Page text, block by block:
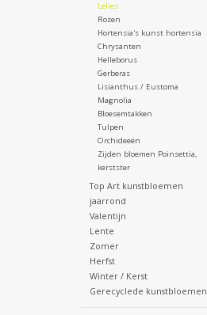
Lelies
Rozen
Hortensia's kunst hortensia
Chrysanten
Helleborus
Gerberas
Lisianthus / Eustoma
Magnolia
Bloesemtakken
Tulpen
Orchideeën
Zijden bloemen Poinsettia,
kerstster
Top Art kunstbloemen
jaarrond
Valentijn
Lente
Zomer
Herfst
Winter / Kerst
Gerecyclede kunstbloemen